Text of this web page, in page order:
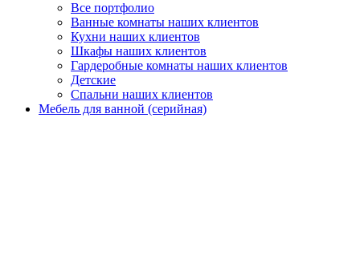
Все портфолио
Ванные комнаты наших клиентов
Кухни наших клиентов
Шкафы наших клиентов
Гардеробные комнаты наших клиентов
Детские
Спальни наших клиентов
Мебель для ванной (серийная)